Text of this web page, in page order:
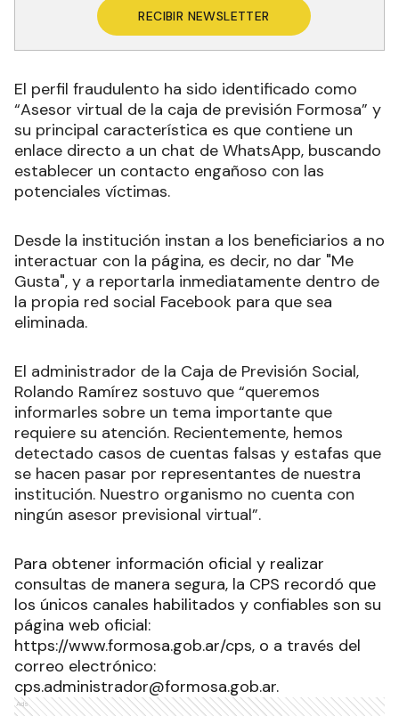
RECIBIR NEWSLETTER
El perfil fraudulento ha sido identificado como
“Asesor virtual de la caja de previsión Formosa” y
su principal característica es que contiene un
enlace directo a un chat de WhatsApp, buscando
establecer un contacto engañoso con las
potenciales víctimas.
Desde la institución instan a los beneficiarios a no
interactuar con la página, es decir, no dar "Me
Gusta", y a reportarla inmediatamente dentro de
la propia red social Facebook para que sea
eliminada.
El administrador de la Caja de Previsión Social,
Rolando Ramírez sostuvo que “queremos
informarles sobre un tema importante que
requiere su atención. Recientemente, hemos
detectado casos de cuentas falsas y estafas que
se hacen pasar por representantes de nuestra
institución. Nuestro organismo no cuenta con
ningún asesor previsional virtual”.
Para obtener información oficial y realizar
consultas de manera segura, la CPS recordó que
los únicos canales habilitados y confiables son su
página web oficial:
https://www.formosa.gob.ar/cps, o a través del
correo electrónico:
cps.administrador@formosa.gob.ar.
Ads